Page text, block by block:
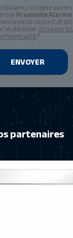
j'accepte que
parProximite
de contact et
en découler.En savoir
*
partenaires